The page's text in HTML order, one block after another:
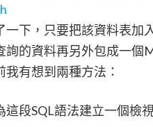
一下，只要把該資料表加
詢的資料再另外包成一個
我有想到兩種方法：
這段SQL語法建立一個檢